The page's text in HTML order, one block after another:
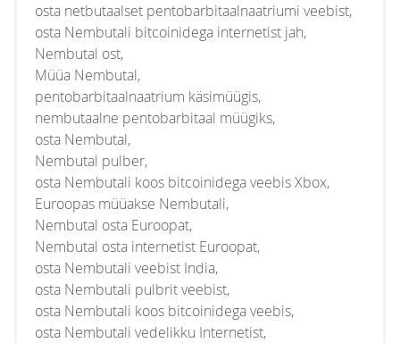
osta netbutaalset pentobarbitaalnaatriumi veebist,
osta Nembutali bitcoinidega internetist jah,
Nembutal ost,
Müüa Nembutal,
pentobarbitaalnaatrium käsimüügis,
nembutaalne pentobarbitaal müügiks,
osta Nembutal,
Nembutal pulber,
osta Nembutali koos bitcoinidega veebis Xbox,
Euroopas müüakse Nembutali,
Nembutal osta Euroopat,
Nembutal osta internetist Euroopat,
osta Nembutali veebist India,
osta Nembutali pulbrit veebist,
osta Nembutali koos bitcoinidega veebis,
osta Nembutali vedelikku Internetist,